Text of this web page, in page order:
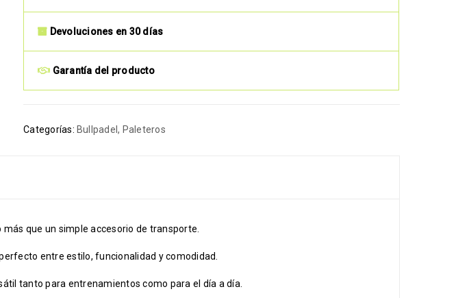
Devoluciones en 30 días
Garantía del producto
Categorías: Bullpadel , Paleteros
que un simple accesorio de transporte.
entre estilo, funcionalidad y comodidad.
tanto para entrenamientos como para el día a día.